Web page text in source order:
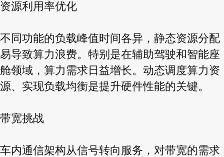
资源利用率优化
不同功能的负载峰值时间各异，静态资源分配
易导致算力浪费。特别是在辅助驾驶和智能座
舱领域，算力需求日益增长。动态调度算力资
源、实现负载均衡是提升硬件性能的关键。
带宽挑战
车内通信架构从信号转向服务，对带宽的需求